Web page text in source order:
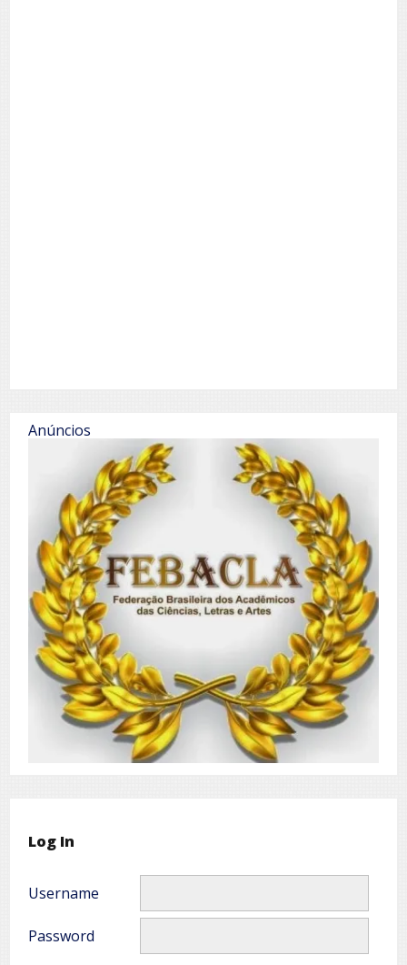
Anúncios
Log In
Username
Password